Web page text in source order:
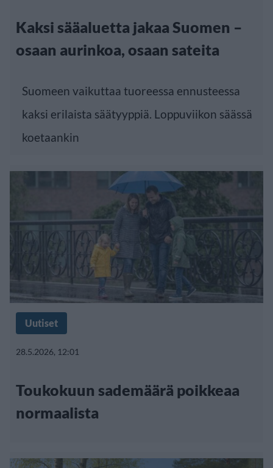
Kaksi sääaluetta jakaa Suomen –
osaan aurinkoa, osaan sateita
Suomeen vaikuttaa tuoreessa ennusteessa
kaksi erilaista säätyyppiä. Loppuviikon säässä
koetaankin
Uutiset
28.5.2026, 12:01
Toukokuun sademäärä poikkeaa
normaalista